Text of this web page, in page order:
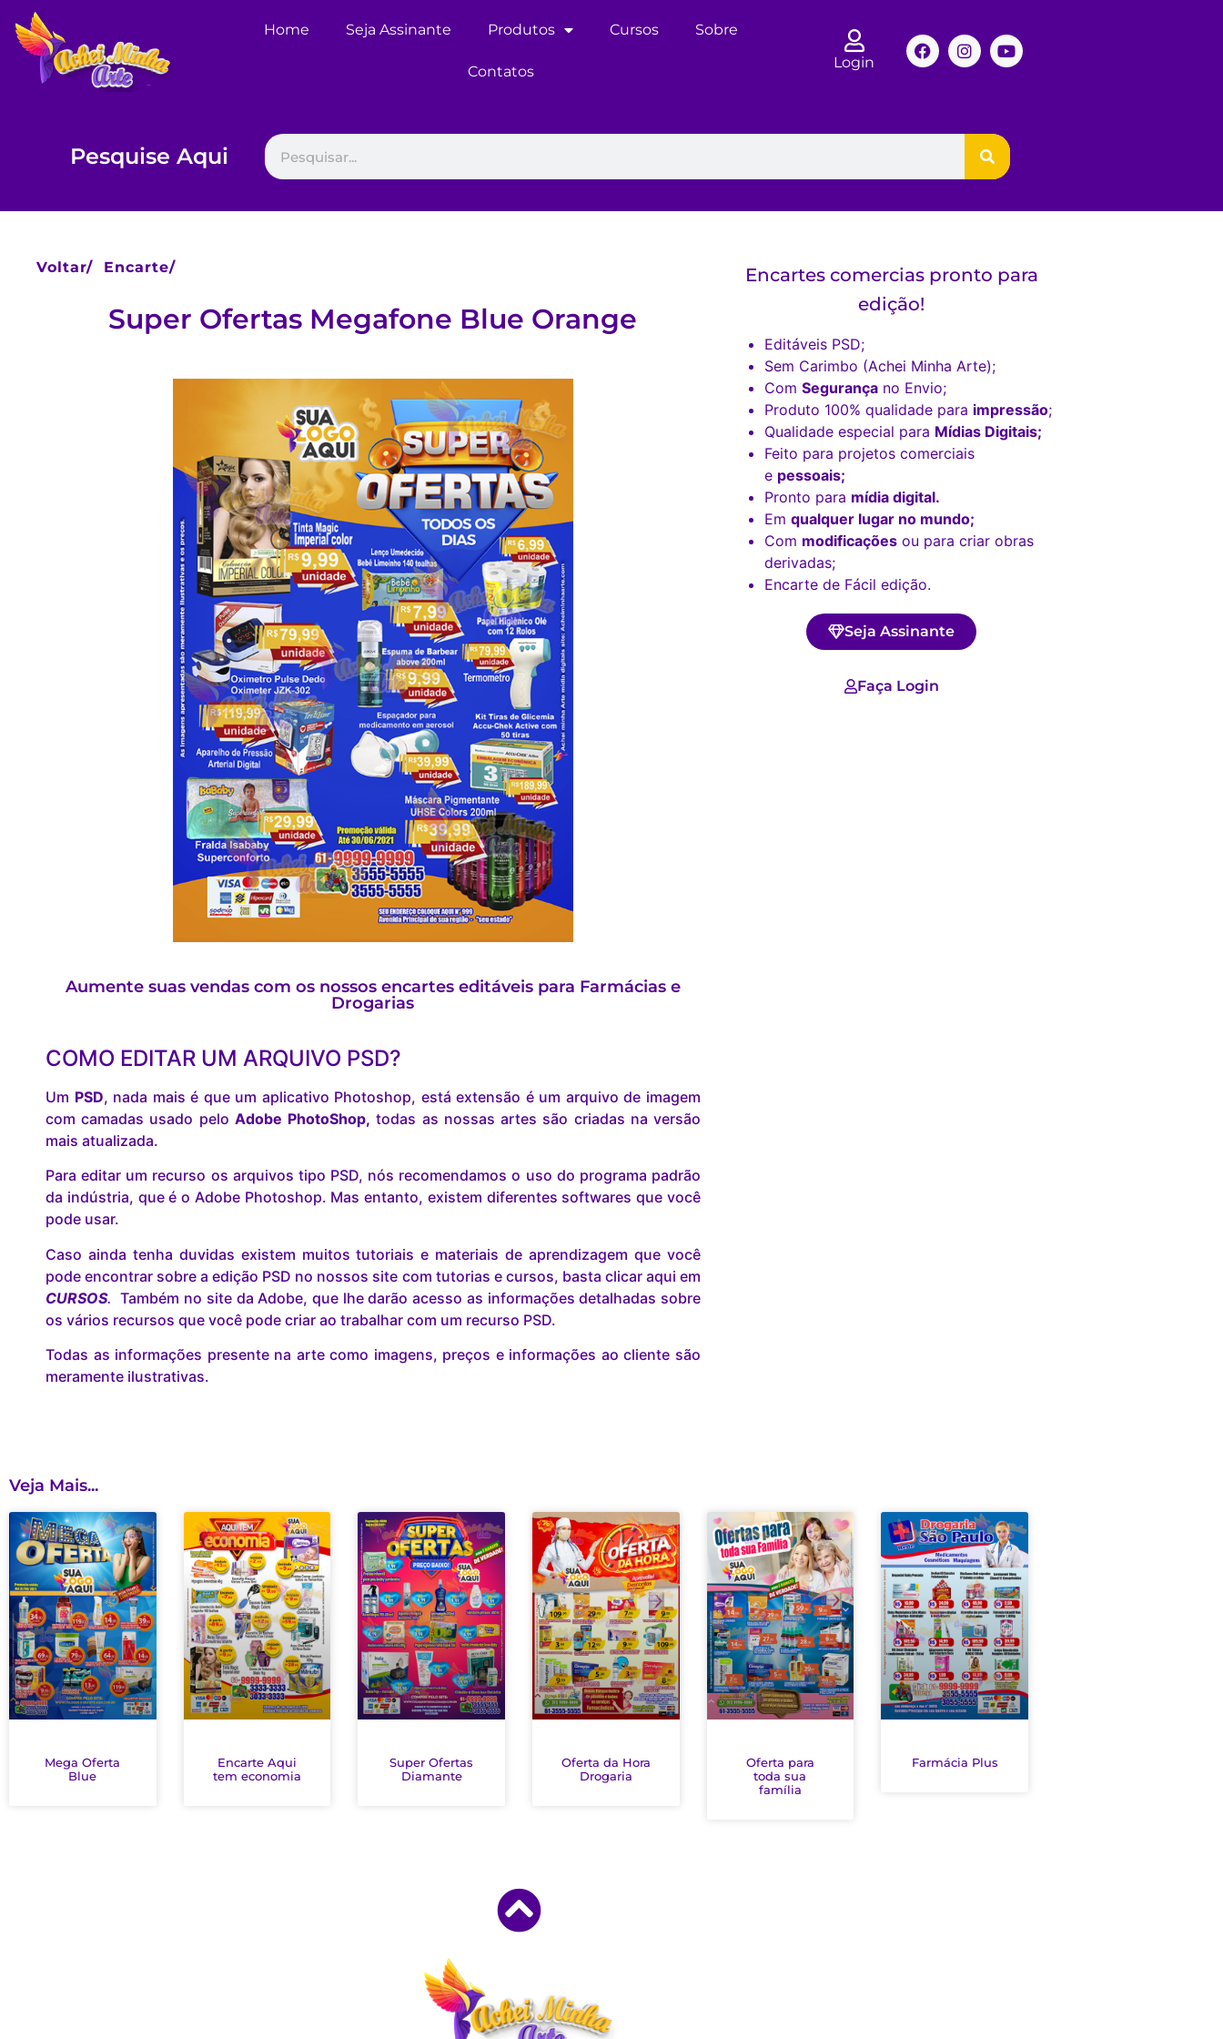
Home Seja Assinante Produtos Cursos Sobre
Contatos
Login
Pesquise Aqui
Voltar/ Encarte/
Super Ofertas Megafone Blue Orange
Aumente suas vendas com os nossos encartes editáveis para Farmácias e
Drogarias
COMO EDITAR UM ARQUIVO PSD?
Um PSD, nada mais é que um aplicativo Photoshop, está extensão é um arquivo de imagem
com camadas usado pelo Adobe PhotoShop, todas as nossas artes são criadas na versão
mais atualizada.
Para editar um recurso os arquivos tipo PSD, nós recomendamos o uso do programa padrão
da indústria, que é o Adobe Photoshop. Mas entanto, existem diferentes softwares que você
pode usar.
Caso ainda tenha duvidas existem muitos tutoriais e materiais de aprendizagem que você
pode encontrar sobre a edição PSD no nossos site com tutorias e cursos, basta clicar aqui em
CURSOS. Também no site da Adobe, que lhe darão acesso as informações detalhadas sobre
os vários recursos que você pode criar ao trabalhar com um recurso PSD.
Todas as informações presente na arte como imagens, preços e informações ao cliente são
meramente ilustrativas.
Encartes comercias pronto para
edição!
Editáveis PSD;
Sem Carimbo (Achei Minha Arte);
Com Segurançano Envio;
Produto 100% qualidade para impressão;
Qualidade especial para Mídias Digitais;
Feito para projetos comerciais
e pessoais;
Pronto para mídia digital.
Em qualquer lugar no mundo;
Com modificaçõesou para criar obras
derivadas;
Encarte de Fácil edição.
Seja Assinante
Faça Login
Veja Mais...
Mega Oferta
Blue
Encarte Aqui
tem economia
Super Ofertas
Diamante
Oferta da Hora
Drogaria
Oferta para
toda sua
família
Farmácia Plus